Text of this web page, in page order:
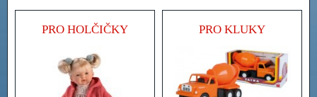
PRO HOLČIČKY PRO KLUKY